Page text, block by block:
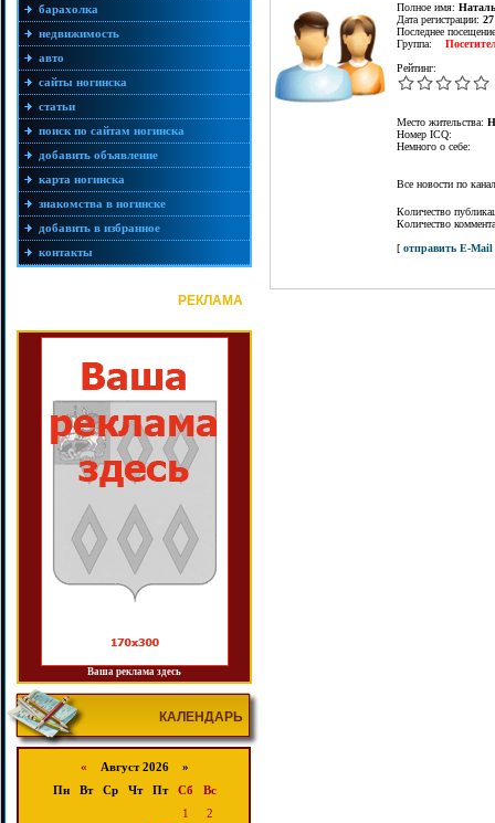
барахолка
недвижимость
авто
сайты ногинска
статьи
поиск по сайтам ногинска
добавить объявление
карта ногинска
знакомства в ногинске
добавить в избранное
контакты
РЕКЛАМА
Ваша реклама здесь
КАЛЕНДАРЬ
« Август 2026 »
Пн
Вт Ср Чт Пт Сб
Вс
1
2
Полное имя:
Дата регистрации:
Последнее
Группа:
Рейтинг:
Место жительства:
Номер ICQ:
Немного о себе:
Все новости по
Количество
Количество
[ отправить E-Mail